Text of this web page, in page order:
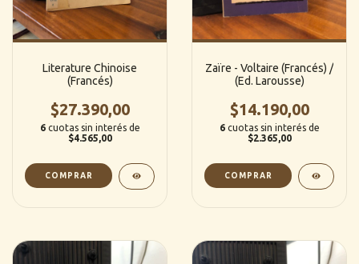
Literature Chinoise
(Francés)
$27.390,00
6 cuotas sin interés de
$4.565,00
Zaïre - Voltaire (Francés) /
(Ed. Larousse)
$14.190,00
6 cuotas sin interés de
$2.365,00